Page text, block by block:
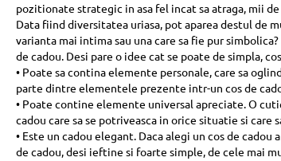
pozitionate strategic in asa fel incat sa atraga, mii
Data fiind diversitatea uriasa, pot aparea destul de
varianta mai intima sau una care sa fie pur
de cadou. Desi pare o idee cat se poate de simpla,
• Poate sa contina elemente personale, care sa
parte dintre elementele prezente intr-un cos de
• Poate contine elemente universal apreciate. O
cadou care sa se potriveasca in orice situatie si
• Este un cadou elegant. Daca alegi un cos de
de cadou, desi ieftine si foarte simple, de cele mai